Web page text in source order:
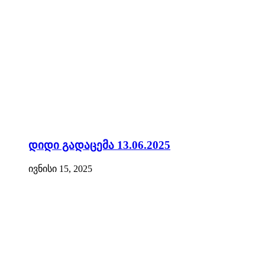
დიდი გადაცემა 13.06.2025
ივნისი 15, 2025